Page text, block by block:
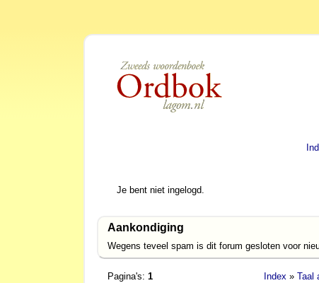
Je bent niet ingelogd.
Aankondiging
Wegens teveel spam is dit forum gesloten voor
Pagina's: 1 Index » Taal